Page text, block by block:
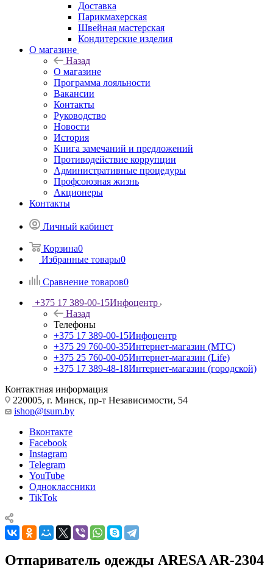
Доставка
Парикмахерская
Швейная мастерская
Кондитерские изделия
О магазине
Назад
О магазине
Программа лояльности
Вакансии
Контакты
Руководство
Новости
История
Книга замечаний и предложений
Противодействие коррупции
Административные процедуры
Профсоюзная жизнь
Акционеры
Контакты
Личный кабинет
Корзина0
Избранные товары0
Сравнение товаров0
+375 17 389-00-15Инфоцентр
Назад
Телефоны
+375 17 389-00-15Инфоцентр
+375 29 760-00-35Интернет-магазин (МТС)
+375 25 760-00-05Интернет-магазин (Life)
+375 17 389-48-18Интернет-магазин (городской)
Контактная информация
220005, г. Минск, пр-т Независимости, 54
ishop@tsum.by
Вконтакте
Facebook
Instagram
Telegram
YouTube
Одноклассники
TikTok
Отпариватель одежды ARESA AR-2304